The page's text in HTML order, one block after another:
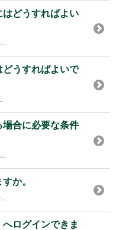
はどうすればよい
うすればよいで
合に必要な条件
か。
へログインできま